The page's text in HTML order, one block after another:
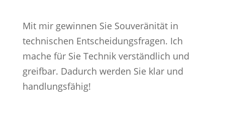
Mit mir gewinnen Sie Souveränität in
technischen Entscheidungsfragen. Ich
mache für Sie Technik verständlich und
greifbar. Dadurch werden Sie klar und
handlungsfähig!